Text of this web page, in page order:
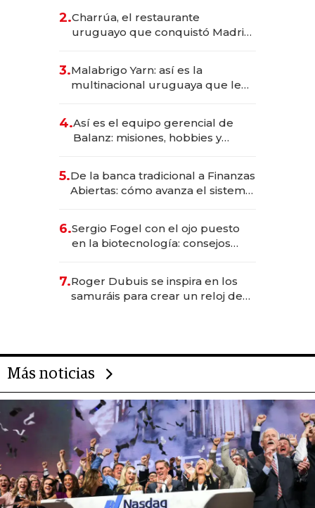
millones
2.Charrúa, el restaurante
uruguayo que conquistó Madrid:
anticipación y prepara apertura
3.Malabrigo Yarn: así es la
multinacional uruguaya que le
4.Así es el equipo gerencial de
Balanz: misiones, hobbies y
5.De la banca tradicional a Finanzas
Abiertas: cómo avanza el sistema
6.Sergio Fogel con el ojo puesto
en la biotecnología: consejos
rol de la IA
7.Roger Dubuis se inspira en los
samuráis para crear un reloj de
Más noticias